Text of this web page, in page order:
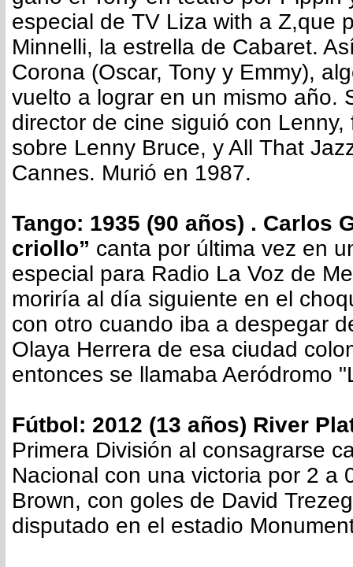
especial de TV Liza with a Z,que
Minnelli, la estrella de Cabaret.
Corona (Oscar, Tony y Emmy),
vuelto a lograr en un mismo año.
director de cine siguió con Lenny,
sobre Lenny Bruce, y All That
Cannes. Murió en 1987.
Tango: 1935 (90 años) . Carlos
criollo” canta por última vez en
especial para Radio La Voz de
moriría al día siguiente en el
con otro cuando iba a despegar
Olaya Herrera de esa ciudad
entonces se llamaba Aeródromo
Fútbol: 2012 (13 años) River
Primera División al consagrarse
Nacional con una victoria por 2 a
Brown, con goles de David
disputado en el estadio